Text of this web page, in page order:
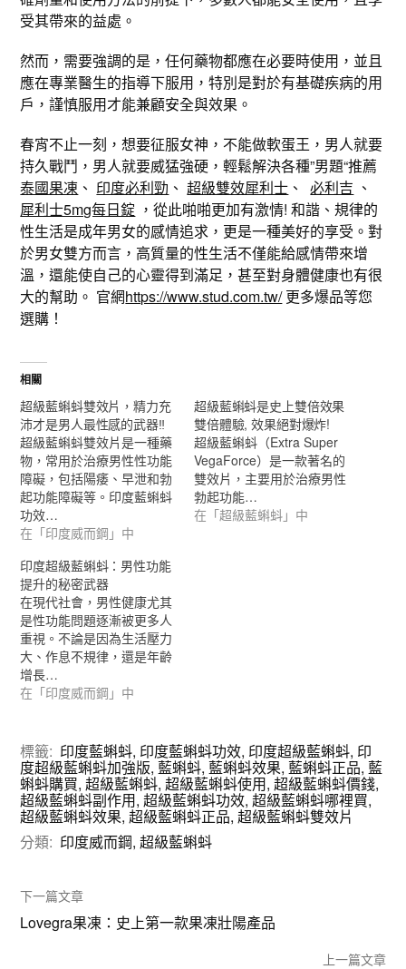
受其帶來的益處。
然而，需要強調的是，任何藥物都應在必要時使用，並且
應在專業醫生的指導下服用，特別是對於有基礎疾病的用
戶，謹慎服用才能兼顧安全與效果。
春宵不止一刻，想要征服女神，不能做軟蛋王，男人就要
持久戰鬥，男人就要威猛強硬，輕鬆解決各種”男題“推薦
泰國果凍 、 印度必利勁 、超級雙效犀利士 、必利吉 、
犀利士5mg每日錠 ，從此啪啪更加有激情! 和諧、規律的
性生活是成年男女的感情追求，更是一種美好的享受。對
於男女雙方而言，高質量的性生活不僅能給感情帶來增
溫，還能使自己的心靈得到滿足，甚至對身體健康也有很
大的幫助。 官網https://www.stud.com.tw/更多爆品等您
選購！
相關
超級藍蝌蚪雙效片，精力充
沛才是男人最性感的武器‼
超級藍蝌蚪雙效片是一種藥
物，常用於治療男性性功能
障礙，包括陽痿、早泄和勃
起功能障礙等。印度藍蝌蚪
功效…
在「印度威而鋼」中
超級藍蝌蚪是史上雙倍效果
雙倍體驗, 效果絕對爆炸!
超級藍蝌蚪（Extra Super
VegaForce）是一款著名的
雙效片，主要用於治療男性
勃起功能…
在「超級藍蝌蚪」中
印度超級藍蝌蚪：男性功能
提升的秘密武器
在現代社會，男性健康尤其
是性功能問題逐漸被更多人
重視。不論是因為生活壓力
大、作息不規律，還是年齡
增長…
在「印度威而鋼」中
標籤: 印度藍蝌蚪, 印度藍蝌蚪功效, 印度超級藍蝌蚪, 印
度超級藍蝌蚪加強版,藍蝌蚪,藍蝌蚪效果,藍蝌蚪正品,藍
蝌蚪購買,超級藍蝌蚪,超級藍蝌蚪使用,超級藍蝌蚪價錢,
超級藍蝌蚪副作用,超級藍蝌蚪功效,超級藍蝌蚪哪裡買,
超級藍蝌蚪效果,超級藍蝌蚪正品,超級藍蝌蚪雙效片
分類: 印度威而鋼,超級藍蝌蚪
下一篇文章
Lovegra果凍：史上第一款果凍壯陽產品
上一篇文章